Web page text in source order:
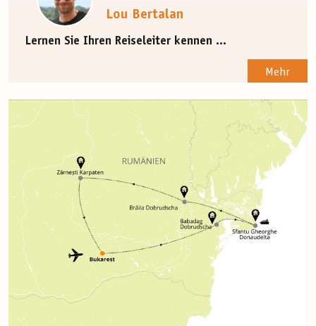
Lou Bertalan
Lernen Sie Ihren Reiseleiter kennen ...
Mehr